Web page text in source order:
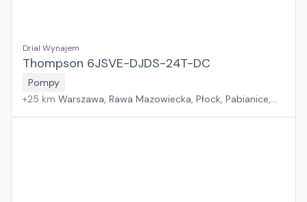
Drial Wynajem
Thompson 6JSVE-DJDS-24T-DC
Pompy
+25 km Warszawa, Rawa Mazowiecka, Płock, Pabianice,